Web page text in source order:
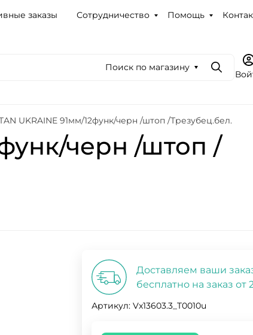
заказы Сотрудничество Помощь
Поиск по магазину
Поиск
UKRAINE 91мм/12функ/черн /штоп /Трезубец.бел.
черн /штоп /
Доставляем ваши
бесплатно на заказ от
Артикул: Vx13603.3_T0010u